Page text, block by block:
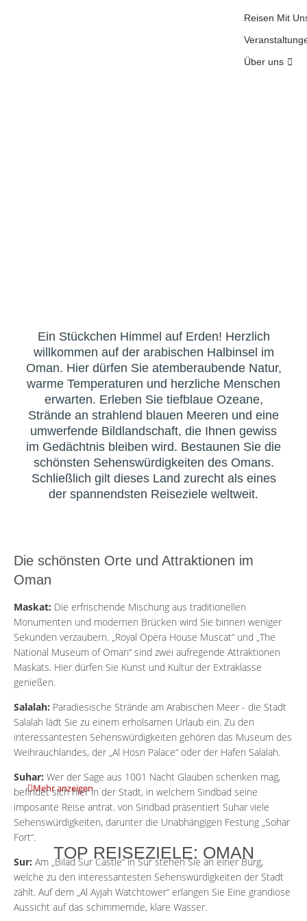
Reisen Mit
Über uns
Ein Stückchen Himmel auf Erden! Herzlich
willkommen auf der arabischen Halbinsel im
Oman. Hier dürfen Sie atemberaubende Natur,
warme Temperaturen und herzliche Menschen
erwarten. Erleben Sie tiefblaue Ozeane,
Strände an strahlend blauen Meeren und eine
umwerfende Bildlandschaft, die Ihnen gewiss
im Gedächtnis bleiben wird. Bestaunen Sie die
schönsten Sehenswürdigkeiten des Omans.
Schließlich gilt dieses Land zurecht als eines
der spannendsten Reiseziele weltweit.
Die schönsten Orte und Attraktionen im
Oman
Maskat: Die erfrischende Mischung aus traditionellen
Monumenten und modernen Brücken wird Sie binnen weniger
Sekunden verzaubern. „Royal Opera House Muscat“ und „The
National Museum of Oman“ sind zwei aufregende Attraktionen
Maskats. Hier dürfen Sie Kunst und Kultur der Extraklasse
genießen.
Salalah: Paradiesische Strände am Arabischen Meer - die Stadt
Salalah lädt Sie zu einem erholsamen Urlaub ein. Zu den
interessantesten Sehenswürdigkeiten gehören das Museum des
Weihrauchlandes, der „Al Hosn Palace“ oder der Hafen Salalah.
Suhar: Wer der Sage aus 1001 Nacht Glauben schenken mag,
befindet sich hier in der Stadt, in welchem ​​Sindbad seine
imposante Reise antrat. von Sindbad präsentiert Suhar viele
Sehenswürdigkeiten, darunter die Unabhängigen Festung „Sohar
Fort“.
Sur: Am „Bilad Sur Castle“ in Sur stehen Sie an einer Burg,
welche zu den interessantesten Sehenswürdigkeiten der Stadt
zählt. Auf dem „Al Ayjah Watchtower“ erlangen Sie Eine grandiose
Aussicht auf das schimmernde, klare Wasser.
Mehr anzeigen
TOP REISEZIELE: OMAN